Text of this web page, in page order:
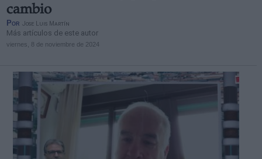
cambio
Por Jose Luis Martín
Más artículos de este autor
viernes, 8 de noviembre de 2024